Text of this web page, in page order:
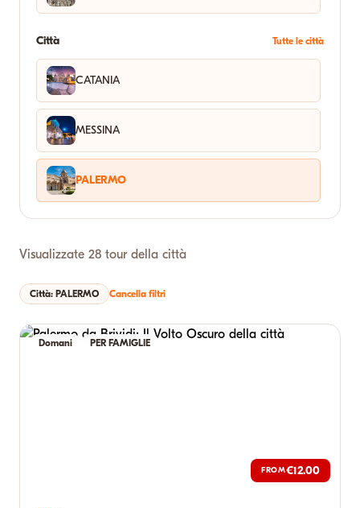
Città Tutte le città
CATANIA
MESSINA
PALERMO
Visualizzate 28 tour della città
Città: PALERMO Cancella filtri
Domani PER FAMIGLIE
FROM€12.00